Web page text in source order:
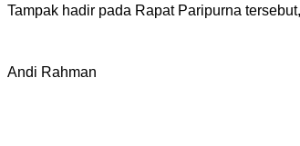
Tampak hadir pada Rapat Paripurna
Andi Rahman